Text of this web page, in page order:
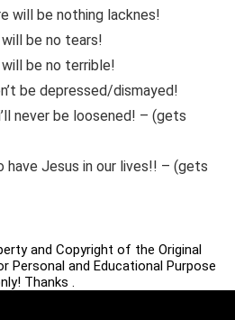
will be nothing lacknes!
be no tears!
be no terrible!
be depressed/dismayed!
never be loosened! – (gets
have Jesus in our lives!! – (gets
and Copyright of the Original
Personal and Educational Purpose
Thanks .